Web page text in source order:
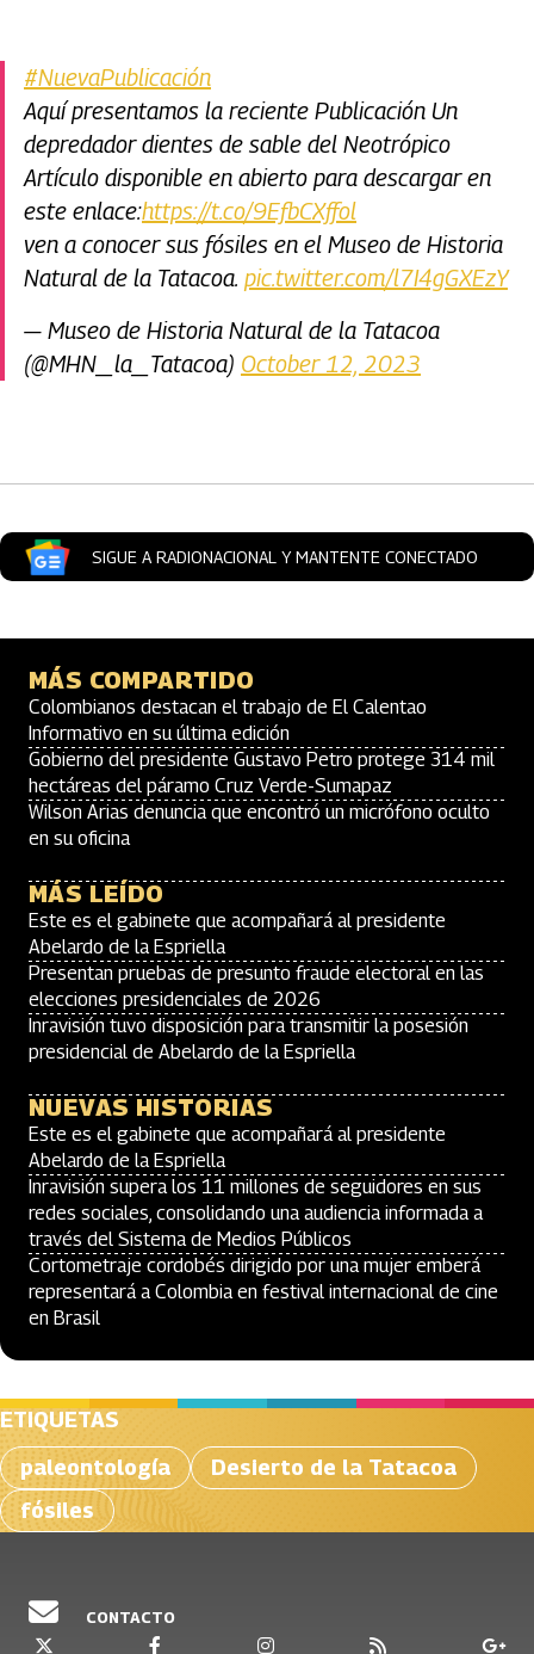
#NuevaPublicación
Aquí presentamos la reciente Publicación Un
depredador dientes de sable del Neotrópico
Artículo disponible en abierto para descargar en
este enlace:https://t.co/9EfbCXffol
ven a conocer sus fósiles en el Museo de Historia
Natural de la Tatacoa. pic.twitter.com/l7I4gGXEzY
— Museo de Historia Natural de la Tatacoa
(@MHN_la_Tatacoa) October 12, 2023
SIGUE A RADIONACIONAL Y MANTENTE CONECTADO
MÁS COMPARTIDO
Colombianos destacan el trabajo de El Calentao
Informativo en su última edición
Gobierno del presidente Gustavo Petro protege 314 mil
hectáreas del páramo Cruz Verde-Sumapaz
Wilson Arias denuncia que encontró un micrófono oculto
en su oficina
MÁS LEÍDO
Este es el gabinete que acompañará al presidente
Abelardo de la Espriella
Presentan pruebas de presunto fraude electoral en las
elecciones presidenciales de 2026
Inravisión tuvo disposición para transmitir la posesión
presidencial de Abelardo de la Espriella
NUEVAS HISTORIAS
Este es el gabinete que acompañará al presidente
Abelardo de la Espriella
Inravisión supera los 11 millones de seguidores en sus
redes sociales, consolidando una audiencia informada a
través del Sistema de Medios Públicos
Cortometraje cordobés dirigido por una mujer emberá
representará a Colombia en festival internacional de cine
en Brasil
ETIQUETAS
paleontología
Desierto de la Tatacoa
fósiles
CONTACTO